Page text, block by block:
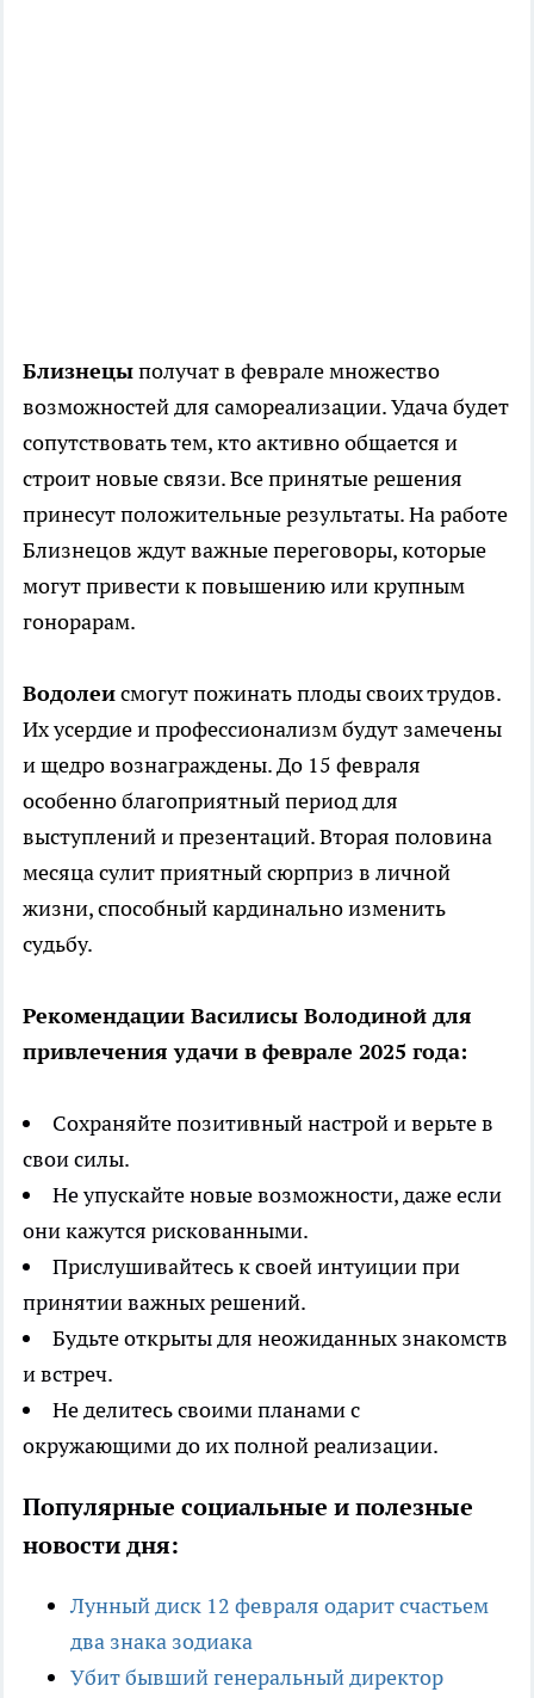
Близнецыполучат в феврале множество
возможностей для самореализации. Удача будет
сопутствовать тем, кто активно общается и
строит новые связи. Все принятые решения
принесут положительные результаты. На работе
Близнецов ждут важные переговоры, которые
могут привести к повышению или крупным
гонорарам.
Водолеисмогут пожинать плоды своих трудов.
Их усердие и профессионализм будут замечены
и щедро вознаграждены. До 15 февраля
особенно благоприятный период для
выступлений и презентаций. Вторая половина
месяца сулит приятный сюрприз в личной
жизни, способный кардинально изменить
судьбу.
Рекомендации Василисы Володиной для
привлечения удачи в феврале 2025 года:
Сохраняйте позитивный настрой и верьте в
свои силы.
Не упускайте новые возможности, даже если
они кажутся рискованными.
Прислушивайтесь к своей интуиции при
принятии важных решений.
Будьте открыты для неожиданных знакомств
и встреч.
Не делитесь своими планами с
окружающими до их полной реализации.
Популярные социальные и полезные
новости дня:
Лунный диск 12 февраля одарит счастьем
два знака зодиака
Убит бывший генеральный директор